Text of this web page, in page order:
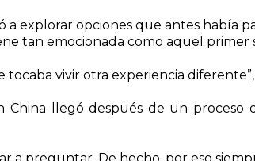
explorar opciones que antes había
tan emocionada como aquel primer
tocaba vivir otra experiencia
llegó después de un proceso